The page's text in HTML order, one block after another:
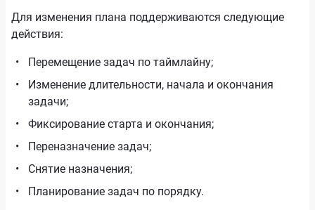
Для изменения плана поддерживаются следующие
действия:
Перемещение задач по таймлайну;
Изменение длительности, начала и окончания
задачи;
Фиксирование старта и окончания;
Переназначение задач;
Снятие назначения;
Планирование задач по порядку.